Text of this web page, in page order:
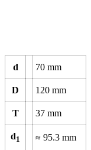
d 70 mm
D 120 mm
T 37 mm
d1 ≈ 95.3 mm